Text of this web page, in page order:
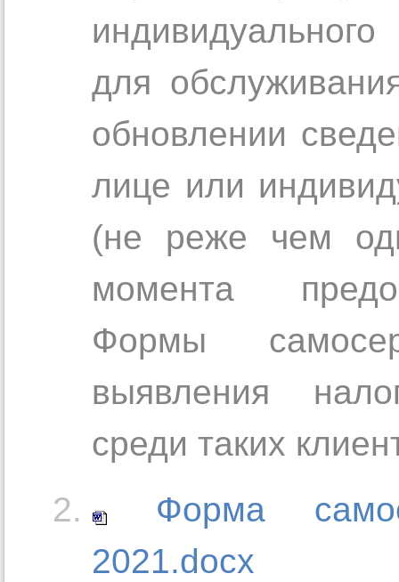
для
обновлении
лице или
(не реже чем
момента
Формы
выявления
среди таких
Форма
2021.docx